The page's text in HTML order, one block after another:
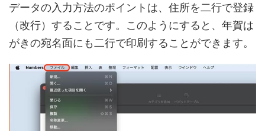
データの入力方法のポイントは、住所を二行で登録
（改行）することです。このようにすると、年賀は
がきの宛名面にも二行で印刷することができます。